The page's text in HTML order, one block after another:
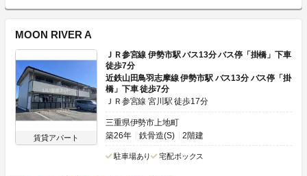
MOON RIVER A
賃貸アパート
ＪＲ参宮線 伊勢市駅 バス13分 バス停「掛橋」下車
徒歩7分
近鉄山田鳥羽志摩線 伊勢市駅 バス13分 バス停「掛
橋」下車 徒歩7分
ＪＲ参宮線 宮川駅 徒歩17分
三重県伊勢市上地町
築26年
鉄骨造(S) 2階建
駐車場あり 宅配ボックス